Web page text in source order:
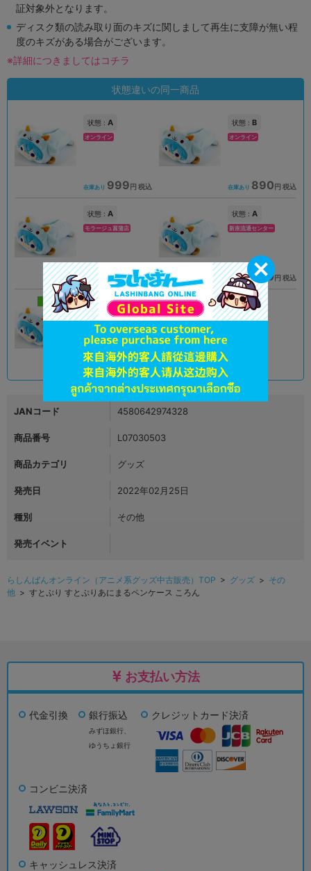
証対象外となります。
ディスク類の読み取り面のキズに関しまして再生に支障が無い程
度のキズがある場合がございます。
※詳細につきましてはコチラ
状態違いの同一商品
状態 : A
オンライン
在庫あり 999円 税込
状態 : B
オンライン
在庫あり 890円 税込
状態 : A
モラージュ菖蒲店
在庫あり 1,290円 税込
状態 : A
新座流通センター
在庫あり 890円 税込
新入荷 状態 :A
郡山店
在庫あり 1,290円 税込
JANコード 4580642974328
商品番号 L07030503
商品カテゴリ グッズ
発売日 2022年02月25日
種別 その他
発売イベント
らしんばんオンライン（アニメ系グッズ中古販売）TOP > グッズ > その
他 > すとぷり すとぷりあにまるペンケース ころん
お支払い方法
代金引換 銀行振込
みずほ銀行、
ゆうちょ銀行
クレジットカード決済
コンビニ決済
キャッシュレス決済